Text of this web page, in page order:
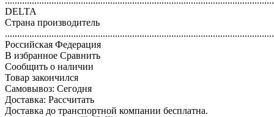
DELTA
Страна производитель
Российская Федерация
В избранное Сравнить
Сообщить о наличии
Товар закончился
Самовывоз: Сегодня
Доставка: Рассчитать
Доставка до транспортной компании бесплатна.